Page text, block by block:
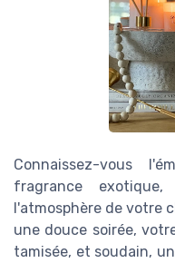
Connaissez-vous
fragrance
l'atmosphère de votre
une douce soirée,
tamisée, et soudain,